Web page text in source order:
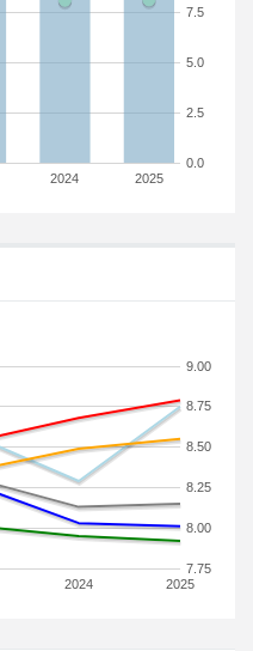
2024 2025
0.0
2.5
5.0
7.5
2024 2025
7.75
8.00
8.25
8.50
8.75
9.00